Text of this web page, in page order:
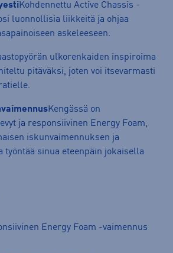
Kohdennettu Active Chassis -
luonnollisia liikkeitä ja ohjaa
askeleeseen.
ulkorenkaiden inspiroima
pitäväksi, joten voi itsevarmasti
Kengässä on
ja responsiivinen Energy Foam,
iskunvaimennuksen ja
työntää sinua eteenpäin jokaisella
Energy Foam -vaimennus